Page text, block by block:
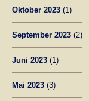
Oktober 2023 (1)
September 2023 (2)
Juni 2023 (1)
Mai 2023 (3)